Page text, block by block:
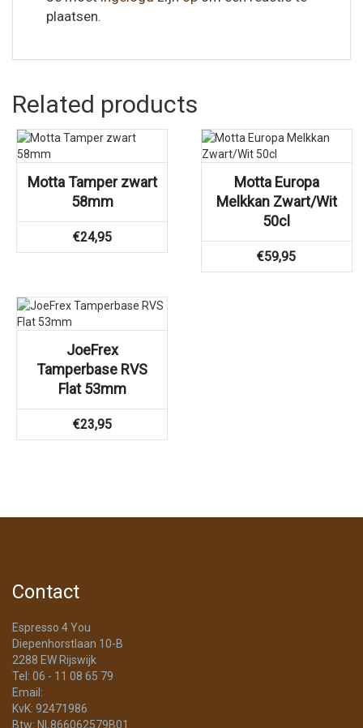
plaatsen.
Related products
Motta Tamper zwart
58mm
€24,95
Motta Europa
Melkkan Zwart/Wit
50cl
€59,95
JoeFrex
Tamperbase RVS
Flat 53mm
€23,95
Contact
Espresso 4 You
Diepenhorstlaan 10-B
2288 EW Rijswijk
Tel: 06 - 11 08 65 79
Email:
KvK: 92471986
Btw: NL866062579B01